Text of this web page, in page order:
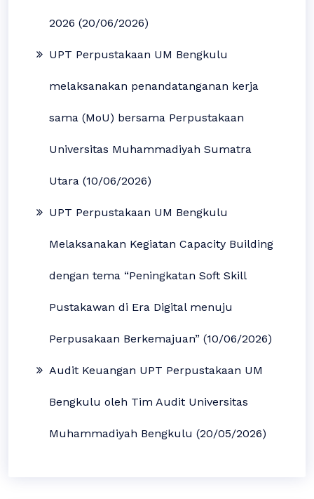
2026 (20/06/2026)
UPT Perpustakaan UM Bengkulu
melaksanakan penandatanganan kerja
sama (MoU) bersama Perpustakaan
Universitas Muhammadiyah Sumatra
Utara (10/06/2026)
UPT Perpustakaan UM Bengkulu
Melaksanakan Kegiatan Capacity Building
dengan tema “Peningkatan Soft Skill
Pustakawan di Era Digital menuju
Perpusakaan Berkemajuan” (10/06/2026)
Audit Keuangan UPT Perpustakaan UM
Bengkulu oleh Tim Audit Universitas
Muhammadiyah Bengkulu (20/05/2026)